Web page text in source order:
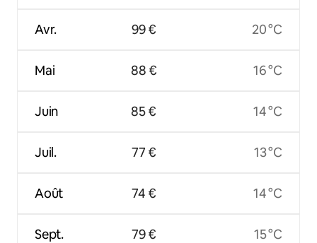
Avr.
Mai
Juin
Juil.
Août
Sept.
99 €
88 €
85 €
77 €
74 €
79 €
20 °C
16 °C
14 °C
13 °C
14 °C
15 °C